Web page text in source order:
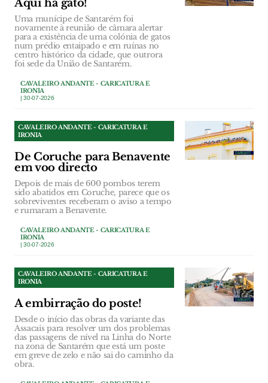
Aqui há gato!
Uma munícipe de Santarém foi
novamente à reunião de câmara alertar
para a existência de uma colónia de gatos
num prédio entaipado e em ruínas no
centro histórico da cidade, que outrora
foi sede da União de Santarém.
CAVALEIRO ANDANTE - CARICATURA E
IRONIA
| 30-07-2026
CAVALEIRO ANDANTE - CARICATURA E
IRONIA
De Coruche para Benavente
em voo directo
Depois de mais de 600 pombos terem
sido abatidos em Coruche, parece que os
sobreviventes receberam o aviso a tempo
e rumaram a Benavente.
CAVALEIRO ANDANTE - CARICATURA E
IRONIA
| 30-07-2026
CAVALEIRO ANDANTE - CARICATURA E
IRONIA
A embirração do poste!
Desde o início das obras da variante das
Assacais para resolver um dos problemas
das passagens de nível na Linha do Norte
na zona de Santarém que está um poste
em greve de zelo e não sai do caminho da
obra.